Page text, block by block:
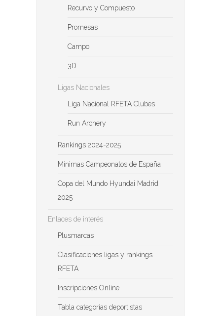
Recurvo y Compuesto
Promesas
Campo
3D
Ligas Nacionales
Liga Nacional RFETA Clubes
Run Archery
Rankings 2024-2025
Mínimas Campeonatos de España
Copa del Mundo Hyundai Madrid
2025
Enlaces de interés
Plusmarcas
Clasificaciones ligas y rankings
RFETA
Inscripciones Online
Tabla categorías deportistas